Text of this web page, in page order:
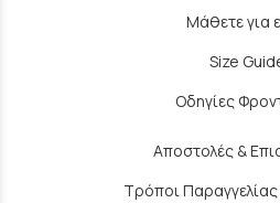
Μάθετε για
Size
Οδηγίες
Αποστολές &
Τρόποι